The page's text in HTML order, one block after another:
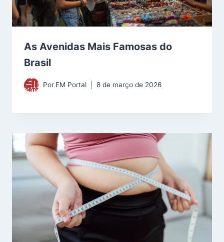
As Avenidas Mais Famosas do
Brasil
Por EM Portal 8 de março de 2026